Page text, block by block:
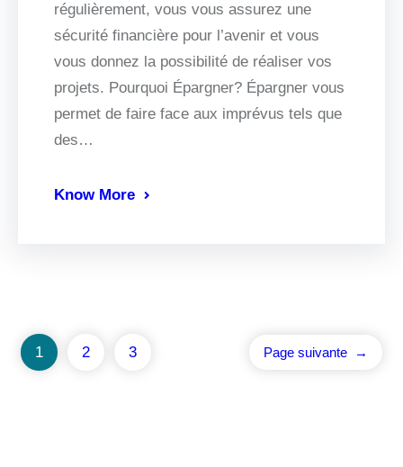
régulièrement, vous vous assurez une
sécurité financière pour l’avenir et vous
vous donnez la possibilité de réaliser vos
projets. Pourquoi Épargner? Épargner vous
permet de faire face aux imprévus tels que
des…
Know More
1 2 3 Page suivante →